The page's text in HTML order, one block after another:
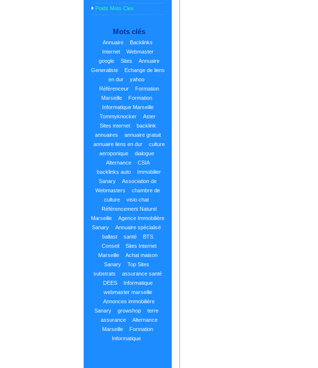
Poids Mots Cles
Mots clés
Annuaire
Backlinks
Internet
Webmaster
google
Sites
Annuaire
Generaliste
Echange de liens
en dur
yahoo
Référenceur
Formation
Marseille
Formation
Informatique Marseille
Tommyknocker
Aster
Sites internet
backlink
annuaires
annuaire gratuit
annuaire liens en dur
culture
aeroponique
dialogue
Alternance
CSIA
backlinks auto
Immobilier
Sanary
Association de
Webmasters
chambre de
culture
visio chat
Référencement Naturel
Marseille
Agence Immobilière
Sanary
Annuaire spécialisé
ballast
santé
BTS
Conseil
Sites Internet
Marseille
Achat maison
Sanary
Top Sites
substrats
assurance santé
DEES
Informatique
webmaster marseille
Annonces immobilière
Sanary
growshop
terre
assurance
Alternance
Marseille
Formation
Informatique